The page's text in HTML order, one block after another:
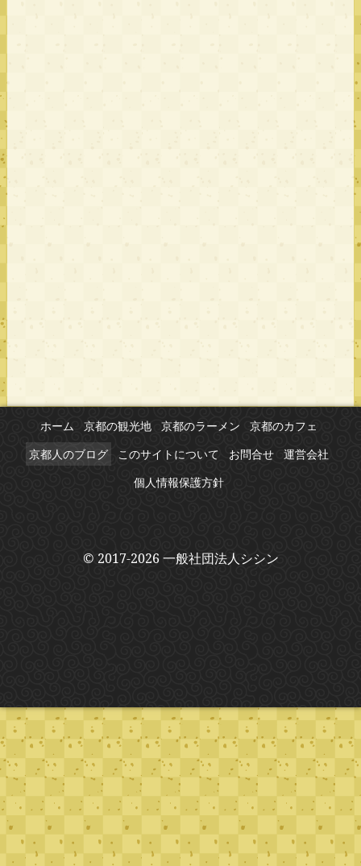
ホーム 京都の観光地 京都のラーメン
京都のカフェ
京都人のブログ
このサイトについて お問合せ
運営会社
個人情報保護方針
© 2017-2026 一般社団法人シシン